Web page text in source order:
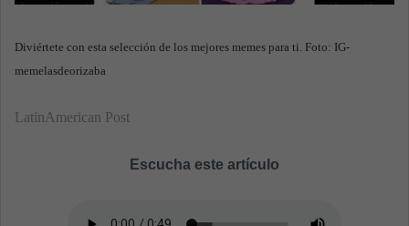
Diviértete con esta selección de los mejores memes para ti. Foto: IG-
memelasdeorizaba
LatinAmerican Post
Escucha este artículo